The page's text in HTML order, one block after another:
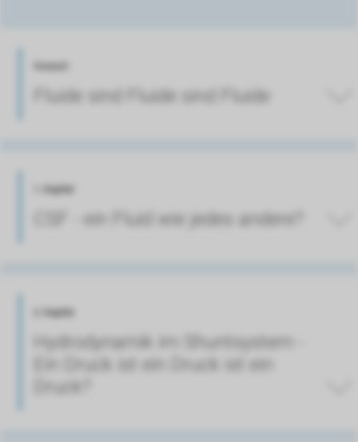
Fluide sind Fluide sind Fluide
CSF - ein Fluid wie jedes andere?
Hydrodynamik im Shuntsystem -
Ein Druck ist ein Druck ist ein
Druck?